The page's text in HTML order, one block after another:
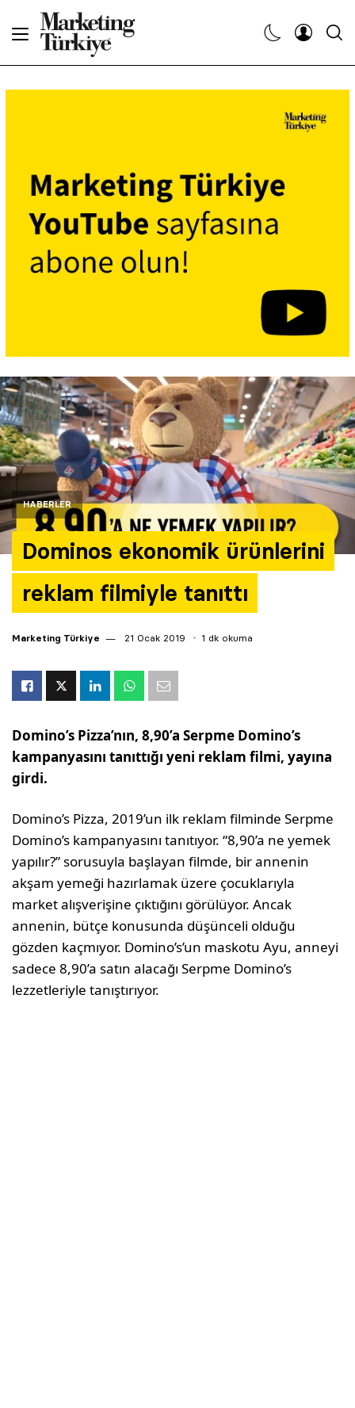
HABERLER
Dominos ekonomik ürünlerini
reklam filmiyle tanıttı
Marketing Türkiye 21 Ocak 2019 1 dk okuma
Domino’s Pizza’nın, 8,90’a Serpme Domino’s
kampanyasını tanıttığı yeni reklam filmi, yayına
girdi.
Domino’s Pizza, 2019’un ilk reklam filminde Serpme
Domino’s kampanyasını tanıtıyor. “8,90’a ne yemek
yapılır?” sorusuyla başlayan filmde, bir annenin
akşam yemeği hazırlamak üzere çocuklarıyla
market alışverişine çıktığını görülüyor. Ancak
annenin, bütçe konusunda düşünceli olduğu
gözden kaçmıyor. Domino’s’un maskotu Ayu, anneyi
sadece 8,90’a satın alacağı Serpme Domino’s
lezzetleriyle tanıştırıyor.
Dergiler
Etkinlikler
Araştırma